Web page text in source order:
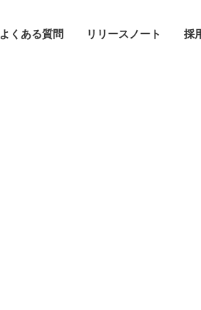
よくある質問 リリースノート 採